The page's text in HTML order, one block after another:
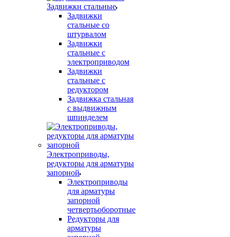
Задвижки стальные
Задвижки
стальные со
штурвалом
Задвижки
стальные с
электроприводом
Задвижки
стальные c
редуктором
Задвижка стальная
с выдвижным
шпинделем
Электроприводы,
редукторы для арматуры
запорной
Электроприводы
для арматуры
запорной
четвертьоборотные
Редукторы для
арматуры